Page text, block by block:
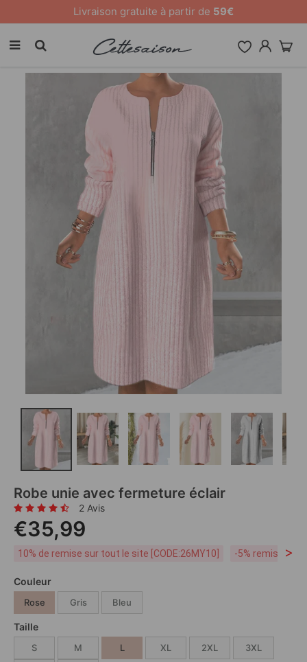
Livraison gratuite à partir de 59€
Robe unie avec fermeture éclair
2 Avis
€35,99
10% de remise sur tout le site [CODE:26MY10] -5% remise dès
>
Couleur
Rose Gris Bleu
Taille
S M L XL 2XL 3XL